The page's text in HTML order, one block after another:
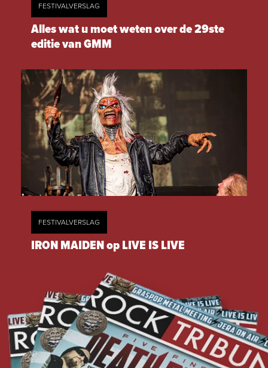
FESTIVALVERSLAG
Alles wat u moet weten over de 29ste
editie van GMM
FESTIVALVERSLAG
IRON MAIDEN op LIVE IS LIVE